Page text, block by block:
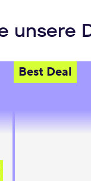
unsere
Best Deal